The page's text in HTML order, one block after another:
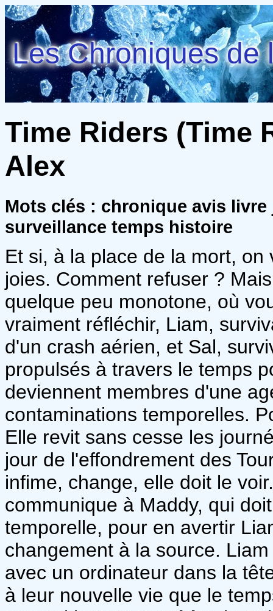
Les Chroniques de
Time Riders (Time
Alex
Mots clés : chronique avis
surveillance temps histoire
Et si, à la place de la mort,
joies. Comment refuser ?
quelque peu monotone, où
vraiment réfléchir, Liam,
d'un crash aérien, et Sal,
propulsés à travers le temps
deviennent membres d'une
contaminations temporelles.
Elle revit sans cesse les
jour de l'effondrement des
infime, change, elle doit le
communique à Maddy, qui
temporelle, pour en avertir
changement à la source.
avec un ordinateur dans la
à leur nouvelle vie que le